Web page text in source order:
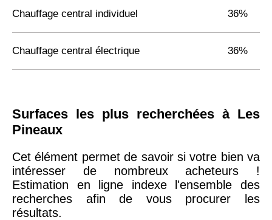
Chauffage central individuel 36%
Chauffage central électrique 36%
Surfaces les plus recherchées à Les
Pineaux
Cet élément permet de savoir si votre bien va
intéresser de nombreux acheteurs !
Estimation en ligne indexe l'ensemble des
recherches afin de vous procurer les
résultats.